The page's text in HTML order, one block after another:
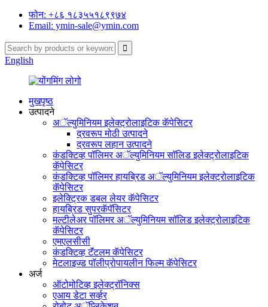
फोन: +८६ १८३५५१८९९७४
Email: ymin-sale@ymin.com
English
मुखपृष्ठ
उत्पादने
अॅल्युमिनियम इलेक्ट्रोलाइटिक कॅपेसिटर
द्रवरूप मोठी उत्पादने
द्रवरूप लहान उत्पादने
कंडक्टिव्ह पॉलिमर अॅल्युमिनियम सॉलिड इलेक्ट्रोलाइटिक
कॅपेसिटर
कंडक्टिव्ह पॉलिमर हायब्रिड अॅल्युमिनियम इलेक्ट्रोलाइटिक
कॅपेसिटर
इलेक्ट्रिक डबल लेयर कॅपेसिटर
हायब्रिड सुपरकॅपॅसिटर
मल्टीलेअर पॉलिमर अॅल्युमिनियम सॉलिड इलेक्ट्रोलाइटिक
कॅपेसिटर
एमएलसीसी
कंडक्टिव्ह टॅंटलम कॅपेसिटर
मेटलाइज्ड पॉलीप्रोपायलीन फिल्म कॅपेसिटर
अर्ज
ऑटोमोटिव्ह इलेक्ट्रॉनिक्स
एआय डेटा सर्व्हर